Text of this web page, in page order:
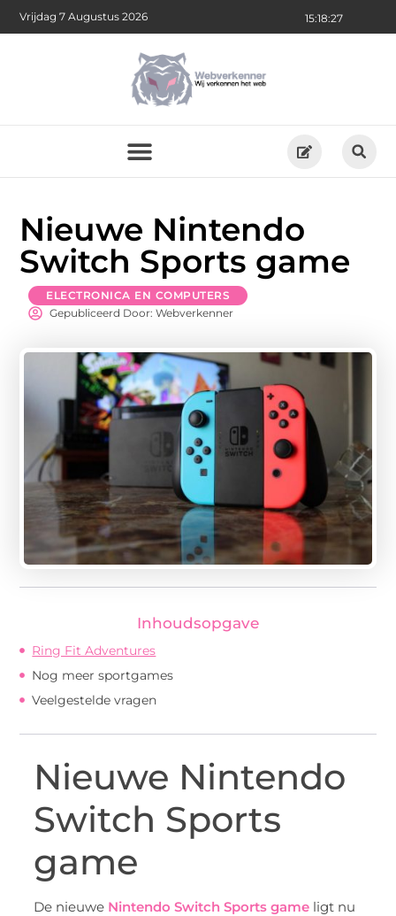
15:18:28
Vrijdag 7 Augustus 2026
Nieuwe Nintendo
Switch Sports game
ELECTRONICA EN COMPUTERS
Gepubliceerd Door: Webverkenner
Inhoudsopgave
Ring Fit Adventures
Nog meer sportgames
Veelgestelde vragen
Nieuwe Nintendo
Switch Sports
game
De nieuwe Nintendo Switch Sports game ligt nu